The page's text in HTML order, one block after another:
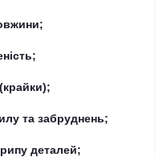
та забруднень;
деталей;